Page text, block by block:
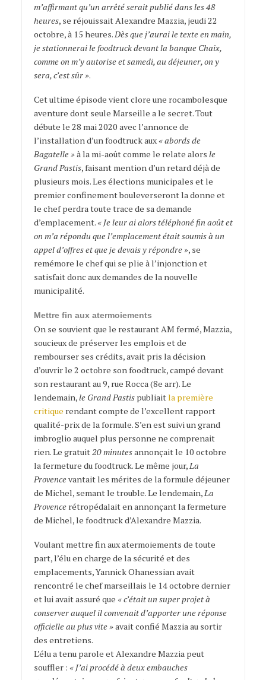
m’affirmant qu’un arrêté serait publié dans les 48
heures, se réjouissait Alexandre Mazzia, jeudi 22
octobre, à 15 heures.Dès que j’aurai le texte en main,
je stationnerai le foodtruck devant la banque Chaix,
comme on m’y autorise et samedi, au déjeuner, on y
sera, c’est sûr ».
Cet ultime épisode vient clore une rocambolesque
aventure dont seule Marseille a le secret. Tout
débute le 28 mai 2020 avec l’annonce de
l’installation d’un foodtruck aux« abords de
Bagatelle »à la mi-août comme le relate alors le
Grand Pastis, faisant mention d’un retard déjà de
plusieurs mois. Les élections municipales et le
premier confinement bouleverseront la donne et
le chef perdra toute trace de sa demande
d’emplacement. « Je leur ai alors téléphoné fin août et
on m’a répondu que l’emplacement était soumis à un
appel d’offres et que je devais y répondre », se
remémore le chef qui se plie à l’injonction et
satisfait donc aux demandes de la nouvelle
municipalité.
Mettre fin aux atermoiements
On se souvient que le restaurant AM fermé, Mazzia,
soucieux de préserver les emplois et de
rembourser ses crédits, avait pris la décision
d’ouvrir le 2 octobre son foodtruck, campé devant
son restaurant au 9, rue Rocca (8e arr). Le
lendemain,le Grand Pastispubliaitla première
critique rendant compte de l’excellent rapport
qualité-prix de la formule. S’en est suivi un grand
imbroglio auquel plus personne ne comprenait
rien. Le gratuit20 minutesannonçait le 10 octobre
la fermeture du foodtruck. Le même jour,La
Provencevantait les mérites de la formule déjeuner
de Michel, semant le trouble. Le lendemain,La
Provencerétropédalait en annonçant la fermeture
de Michel, le foodtruck d’Alexandre Mazzia.
Voulant mettre fin aux atermoiements de toute
part,l’élu en charge de la sécurité et des
emplacements, Yannick Ohanessian avait
rencontré le chef marseillais le 14 octobre dernier
et lui avait assuré que « c’était un super projet à
conserver auquel il convenait d’apporter une réponse
officielle au plus vite »avait confié Mazzia au sortir
des entretiens.
L’élu a tenu parole et Alexandre Mazzia peut
souffler : « J’ai procédé à deux embauches